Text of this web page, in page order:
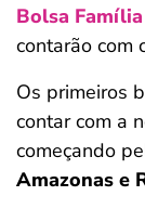
Bolsa Família
contarão com
Os primeiros
contar com a
começando
Amazonas e